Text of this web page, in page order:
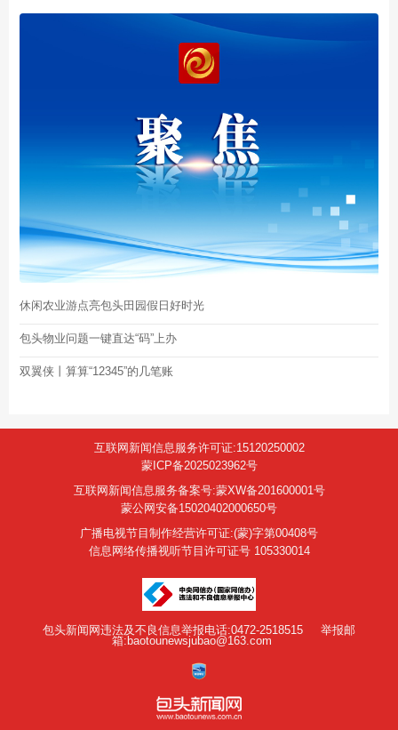
休闲农业游点亮包头田园假日好时光
包头物业问题一键直达“码”上办
双翼侠丨算算“12345”的几笔账
互联网新闻信息服务许可证:15120250002
蒙ICP备2025023962号
互联网新闻信息服务备案号:蒙XW备201600001号
蒙公网安备15020402000650号
广播电视节目制作经营许可证:(蒙)字第00408号
信息网络传播视听节目许可证号 105330014
包头新闻网违法及不良信息举报电话:0472-2518515
举报邮
箱:baotounewsjubao@163.com